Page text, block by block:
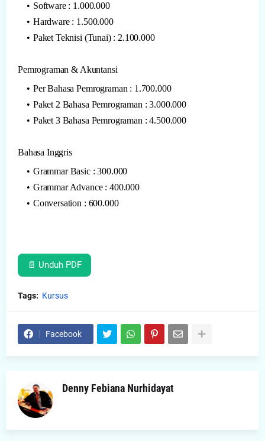
Software : 1.000.000
Hardware : 1.500.000
Paket Teknisi (Tunai) : 2.100.000
Pemrograman & Akuntansi
Per Bahasa Pemrograman : 1.700.000
Paket 2 Bahasa Pemrograman : 3.000.000
Paket 3 Bahasa Pemrograman : 4.500.000
Bahasa Inggris
Grammar Basic : 300.000
Grammar Advance : 400.000
Conversation : 600.000
📄 Unduh PDF
Tags: Kursus
Facebook
Denny Febiana Nurhidayat